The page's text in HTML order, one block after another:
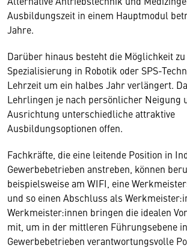
Ausbildungszeit in einem Hauptmodul
Jahre.
Darüber hinaus besteht die Möglichkeit
Spezialisierung in Robotik oder SPS-
Lehrzeit um ein halbes Jahr verlängert.
Lehrlingen je nach persönlicher Neigung
Ausrichtung unterschiedliche attraktive
Ausbildungsoptionen offen.
Fachkräfte, die eine leitende Position in
Gewerbebetrieben anstreben, können
beispielsweise am WIFI, eine
und so einen Abschluss als
Werkmeister:innen bringen die idealen
mit, um in der mittleren Führungsebene
Gewerbebetrieben verantwortungsvolle